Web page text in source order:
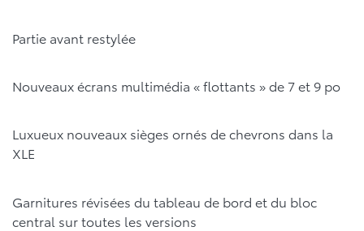
Partie avant restylée
Nouveaux écrans multimédia « flottants » de 7 et 9 po
Luxueux nouveaux sièges ornés de chevrons dans la
XLE
Garnitures révisées du tableau de bord et du bloc
central sur toutes les versions